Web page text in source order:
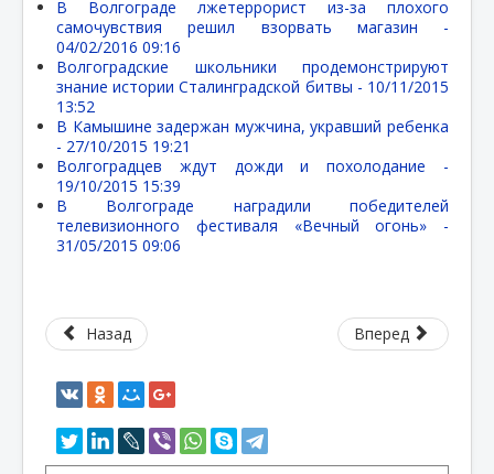
В Волгограде лжетеррорист из-за плохого
самочувствия решил взорвать магазин -
04/02/2016 09:16
Волгоградские школьники продемонстрируют
знание истории Сталинградской битвы - 10/11/2015
13:52
В Камышине задержан мужчина, укравший ребенка
- 27/10/2015 19:21
Волгоградцев ждут дожди и похолодание -
19/10/2015 15:39
В Волгограде наградили победителей
телевизионного фестиваля «Вечный огонь» -
31/05/2015 09:06
Назад Вперед